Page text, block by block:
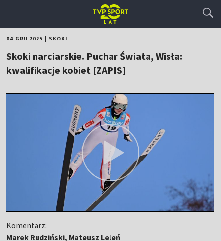
04 GRU 2025 SKOKI
Skoki narciarskie. Puchar Świata, Wisła:
kwalifikacje kobiet [ZAPIS]
Komentarz:
Marek Rudziński, Mateusz Leleń